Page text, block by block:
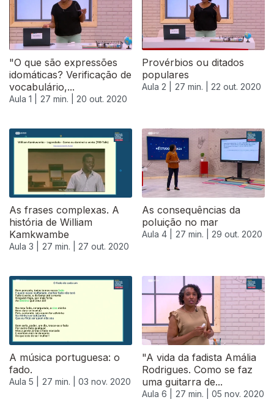
"O que são expressões
idomáticas? Verificação de
vocabulário,...
Aula 1 | 27 min. | 20 out. 2020
Provérbios ou ditados
populares
Aula 2 | 27 min. | 22 out. 2020
As frases complexas. A
história de William
Kamkwambe
Aula 3 | 27 min. | 27 out. 2020
As consequências da
poluição no mar
Aula 4 | 27 min. | 29 out. 2020
A música portuguesa: o
fado.
Aula 5 | 27 min. | 03 nov. 2020
"A vida da fadista Amália
Rodrigues. Como se faz
uma guitarra de...
Aula 6 | 27 min. | 05 nov. 2020